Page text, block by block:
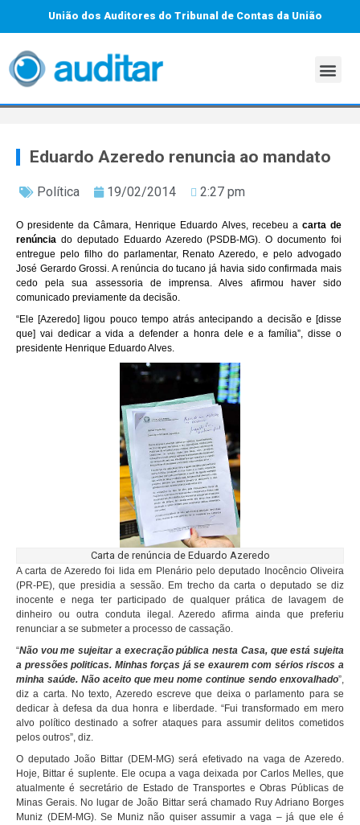
União dos Auditores do Tribunal de Contas da União
Eduardo Azeredo renuncia ao mandato
Política 19/02/2014 2:27 pm
O presidente da Câmara, Henrique Eduardo Alves, recebeu a carta de
renúncia do deputado Eduardo Azeredo (PSDB-MG). O documento foi
entregue pelo filho do parlamentar, Renato Azeredo, e pelo advogado
José Gerardo Grossi. A renúncia do tucano já havia sido confirmada mais
cedo pela sua assessoria de imprensa. Alves afirmou haver sido
comunicado previamente da decisão.
“Ele [Azeredo] ligou pouco tempo atrás antecipando a decisão e [disse
que] vai dedicar a vida a defender a honra dele e a família”, disse o
presidente Henrique Eduardo Alves.
Carta de renúncia de Eduardo Azeredo
A carta de Azeredo foi lida em Plenário pelo deputado Inocêncio Oliveira
(PR-PE), que presidia a sessão. Em trecho da carta o deputado se diz
inocente e nega ter participado de qualquer prática de lavagem de
dinheiro ou outra conduta ilegal. Azeredo afirma ainda que preferiu
renunciar a se submeter a processo de cassação.
“Não vou me sujeitar a execração pública nesta Casa, que está sujeita
a pressões politicas. Minhas forças já se exaurem com sérios riscos a
minha saúde. Não aceito que meu nome continue sendo enxovalhado”,
diz a carta. No texto, Azeredo escreve que deixa o parlamento para se
dedicar à defesa da dua honra e liberdade. “Fui transformado em mero
alvo político destinado a sofrer ataques para assumir delitos cometidos
pelos outros”, diz.
O deputado João Bittar (DEM-MG) será efetivado na vaga de Azeredo.
Hoje, Bittar é suplente. Ele ocupa a vaga deixada por Carlos Melles, que
atualmente é secretário de Estado de Transportes e Obras Públicas de
Minas Gerais. No lugar de João Bittar será chamado Ruy Adriano Borges
Muniz (DEM-MG). Se Muniz não quiser assumir a vaga – já que ele é